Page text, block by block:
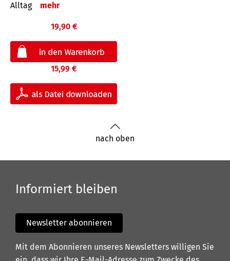
Alltag
mehr
19,90 €
15,99 €
nach oben
Informiert bleiben
Newsletter abonnieren
Mit dem Abonnieren unseres Newsletters willigen Sie